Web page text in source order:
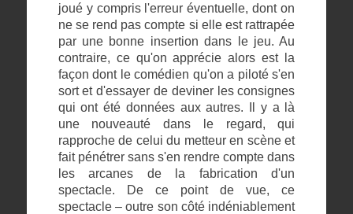
joué y compris l'erreur éventuelle, dont on
ne se rend pas compte si elle est rattrapée
par une bonne insertion dans le jeu. Au
contraire, ce qu'on apprécie alors est la
façon dont le comédien qu'on a piloté s'en
sort et d'essayer de deviner les consignes
qui ont été données aux autres. Il y a là
une nouveauté dans le regard, qui
rapproche de celui du metteur en scène et
fait pénétrer sans s'en rendre compte dans
les arcanes de la fabrication d'un
spectacle. De ce point de vue, ce
spectacle – outre son côté indéniablement